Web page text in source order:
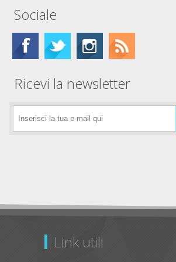
Sociale
Ricevi la newsletter
Link utili